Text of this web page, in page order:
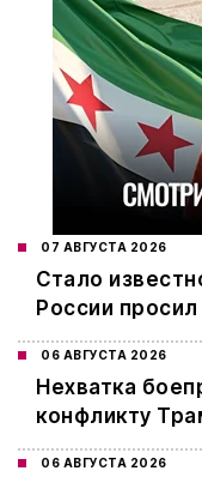
07 АВГУСТА 2026
Стало
России
06 АВГУСТА 2026
Нехватка
конфликту
06 АВГУСТА 2026